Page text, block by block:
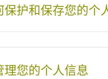
保护和保存您的个
理您的个人信息